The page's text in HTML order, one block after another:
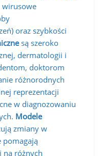
wirusowe
oraz szybkości
są szeroko
dermatologii i
doktorom
różnorodnych
reprezentacji
w diagnozowaniu
Modele
zmiany w
pomagają
na różnych